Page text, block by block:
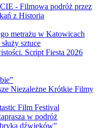
- Filmowa podróż przez
z Historią
metrażu w Katowicach
sztuce
Script Fiesta 2026
Niezależne Krótkie Filmy
Film Festival
w podróż
dźwięków”